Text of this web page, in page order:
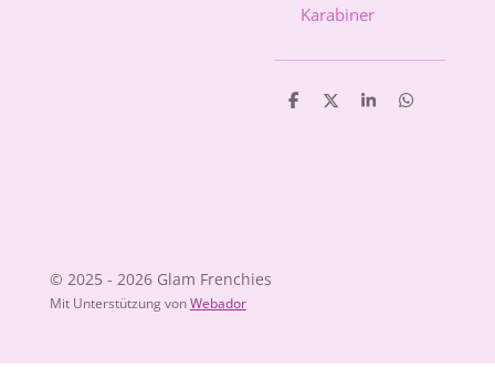
Karabiner
T
T
T
T
© 2025 - 2026 Glam Frenchies
Mit Unterstützung von Webador